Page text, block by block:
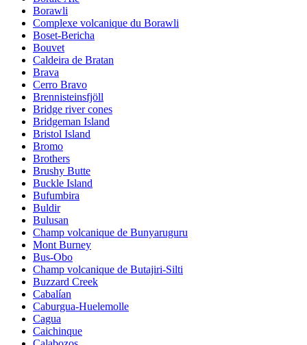
Borawli
Complexe volcanique du Borawli
Boset-Bericha
Bouvet
Caldeira de Bratan
Brava
Cerro Bravo
Brennisteinsfjöll
Bridge river cones
Bridgeman Island
Bristol Island
Bromo
Brothers
Brushy Butte
Buckle Island
Bufumbira
Buldir
Bulusan
Champ volcanique de Bunyaruguru
Mont Burney
Bus-Obo
Champ volcanique de Butajiri-Silti
Buzzard Creek
Cabalían
Caburgua-Huelemolle
Cagua
Caichinque